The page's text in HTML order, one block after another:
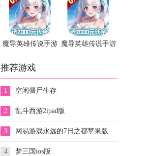
魔导英雄传说手游 魔导英雄传说手游
推荐游戏
1 空闲僵尸生存
2 乱斗西游2ipad版
3 网易游戏永远的7日之都苹果版
4 梦三国ios版